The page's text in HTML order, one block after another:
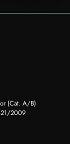
(Cat. A/B)
2009